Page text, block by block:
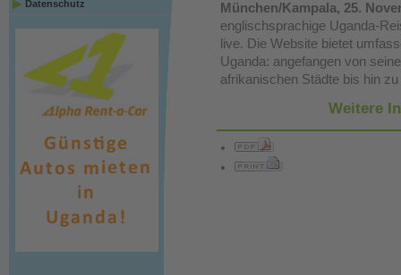
Datenschutz
München/Kampala, 25.
englischsprachige Uganda-
live. Die Website bietet
Uganda: angefangen von
afrikanischen Städte bis hin
Weitere